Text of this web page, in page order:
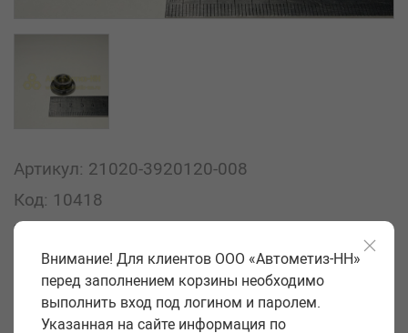
Артикул: 21020-3920120-008
Код: 10418
Закажите товар гайка 7 16 ремня безопасности (БелЗАН) (уп.
10 шт) на сайте «Автометиз-НН» оптом с доставкой по всей
России. Купить товар гайка 7 16 ремня безопасности (БелЗАН)
(уп. 10 шт) можно по цене 16.87 рублей (характеристики, фото,
описание).
Внимание! Для клиентов ООО «Автометиз-НН»
перед заполнением корзины необходимо
выполнить вход под логином и паролем.
Указанная на сайте информация по